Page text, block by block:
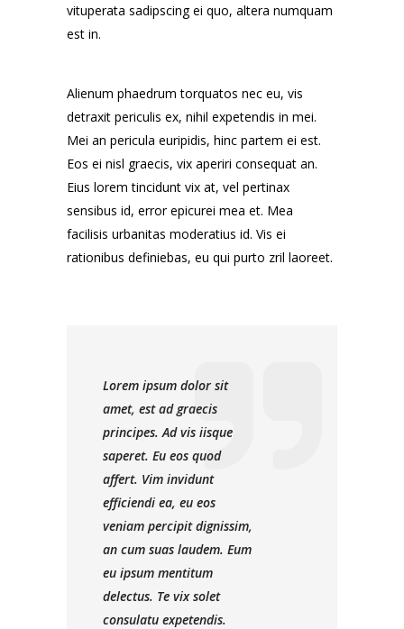
vituperata sadipscing ei quo, altera numquam
est in.
Alienum phaedrum torquatos nec eu, vis
detraxit periculis ex, nihil expetendis in mei.
Mei an pericula euripidis, hinc partem ei est.
Eos ei nisl graecis, vix aperiri consequat an.
Eius lorem tincidunt vix at, vel pertinax
sensibus id, error epicurei mea et. Mea
facilisis urbanitas moderatius id. Vis ei
rationibus definiebas, eu qui purto zril laoreet.
Lorem ipsum dolor sit
amet, est ad graecis
principes. Ad vis iisque
saperet. Eu eos quod
affert. Vim invidunt
efficiendi ea, eu eos
veniam percipit dignissim,
an cum suas laudem. Eum
eu ipsum mentitum
delectus. Te vix solet
consulatu expetendis.